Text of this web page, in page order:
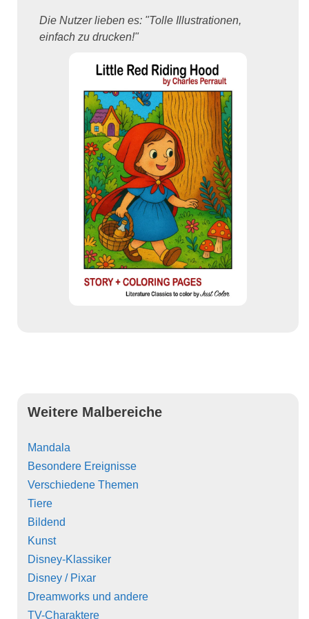
Die Nutzer lieben es: "Tolle Illustrationen,
einfach zu drucken!"
Weitere Malbereiche
Mandala
Besondere Ereignisse
Verschiedene Themen
Tiere
Bildend
Kunst
Disney-Klassiker
Disney / Pixar
Dreamworks und andere
TV-Charaktere